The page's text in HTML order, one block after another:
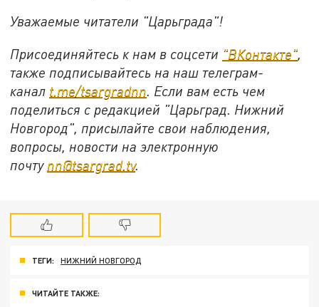
Уважаемые читатели "Царьграда"!
Присоединяйтесь к нам в соцсети "ВКонтакте"
также подписывайтесь на наш телеграм-
канал t.me/tsargradnn . Если вам есть чем
поделиться с редакцией "Царьград. Нижний
Новгород", присылайте свои наблюдения,
вопросы, новости на электронную
почту nn@tsargrad.tv.
ТЕГИ: НИЖНИЙ НОВГОРОД
ЧИТАЙТЕ ТАКЖЕ: